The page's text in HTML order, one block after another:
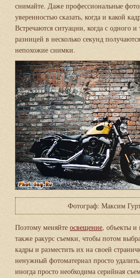
снимайте. Даже профессиональные
уверенностью сказать, когда и какой
Встречаются ситуации, когда с одного и
разницей в несколько секунд
непохожие снимки.
Фотограф: Максим
Поэтому меняйте освещение, объекты и
также ракурс съемки, чтобы потом
кадры и разместить их на своей
ненужный фотоматериал просто
иногда просто необходима серийная